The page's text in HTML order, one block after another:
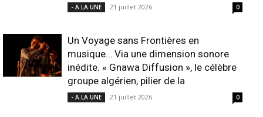
- A LA UNE 21 juillet 2026 0
Un Voyage sans Frontières en
musique… Via une dimension sonore
inédite. « Gnawa Diffusion », le célèbre
groupe algérien, pilier de la
- A LA UNE 21 juillet 2026 0